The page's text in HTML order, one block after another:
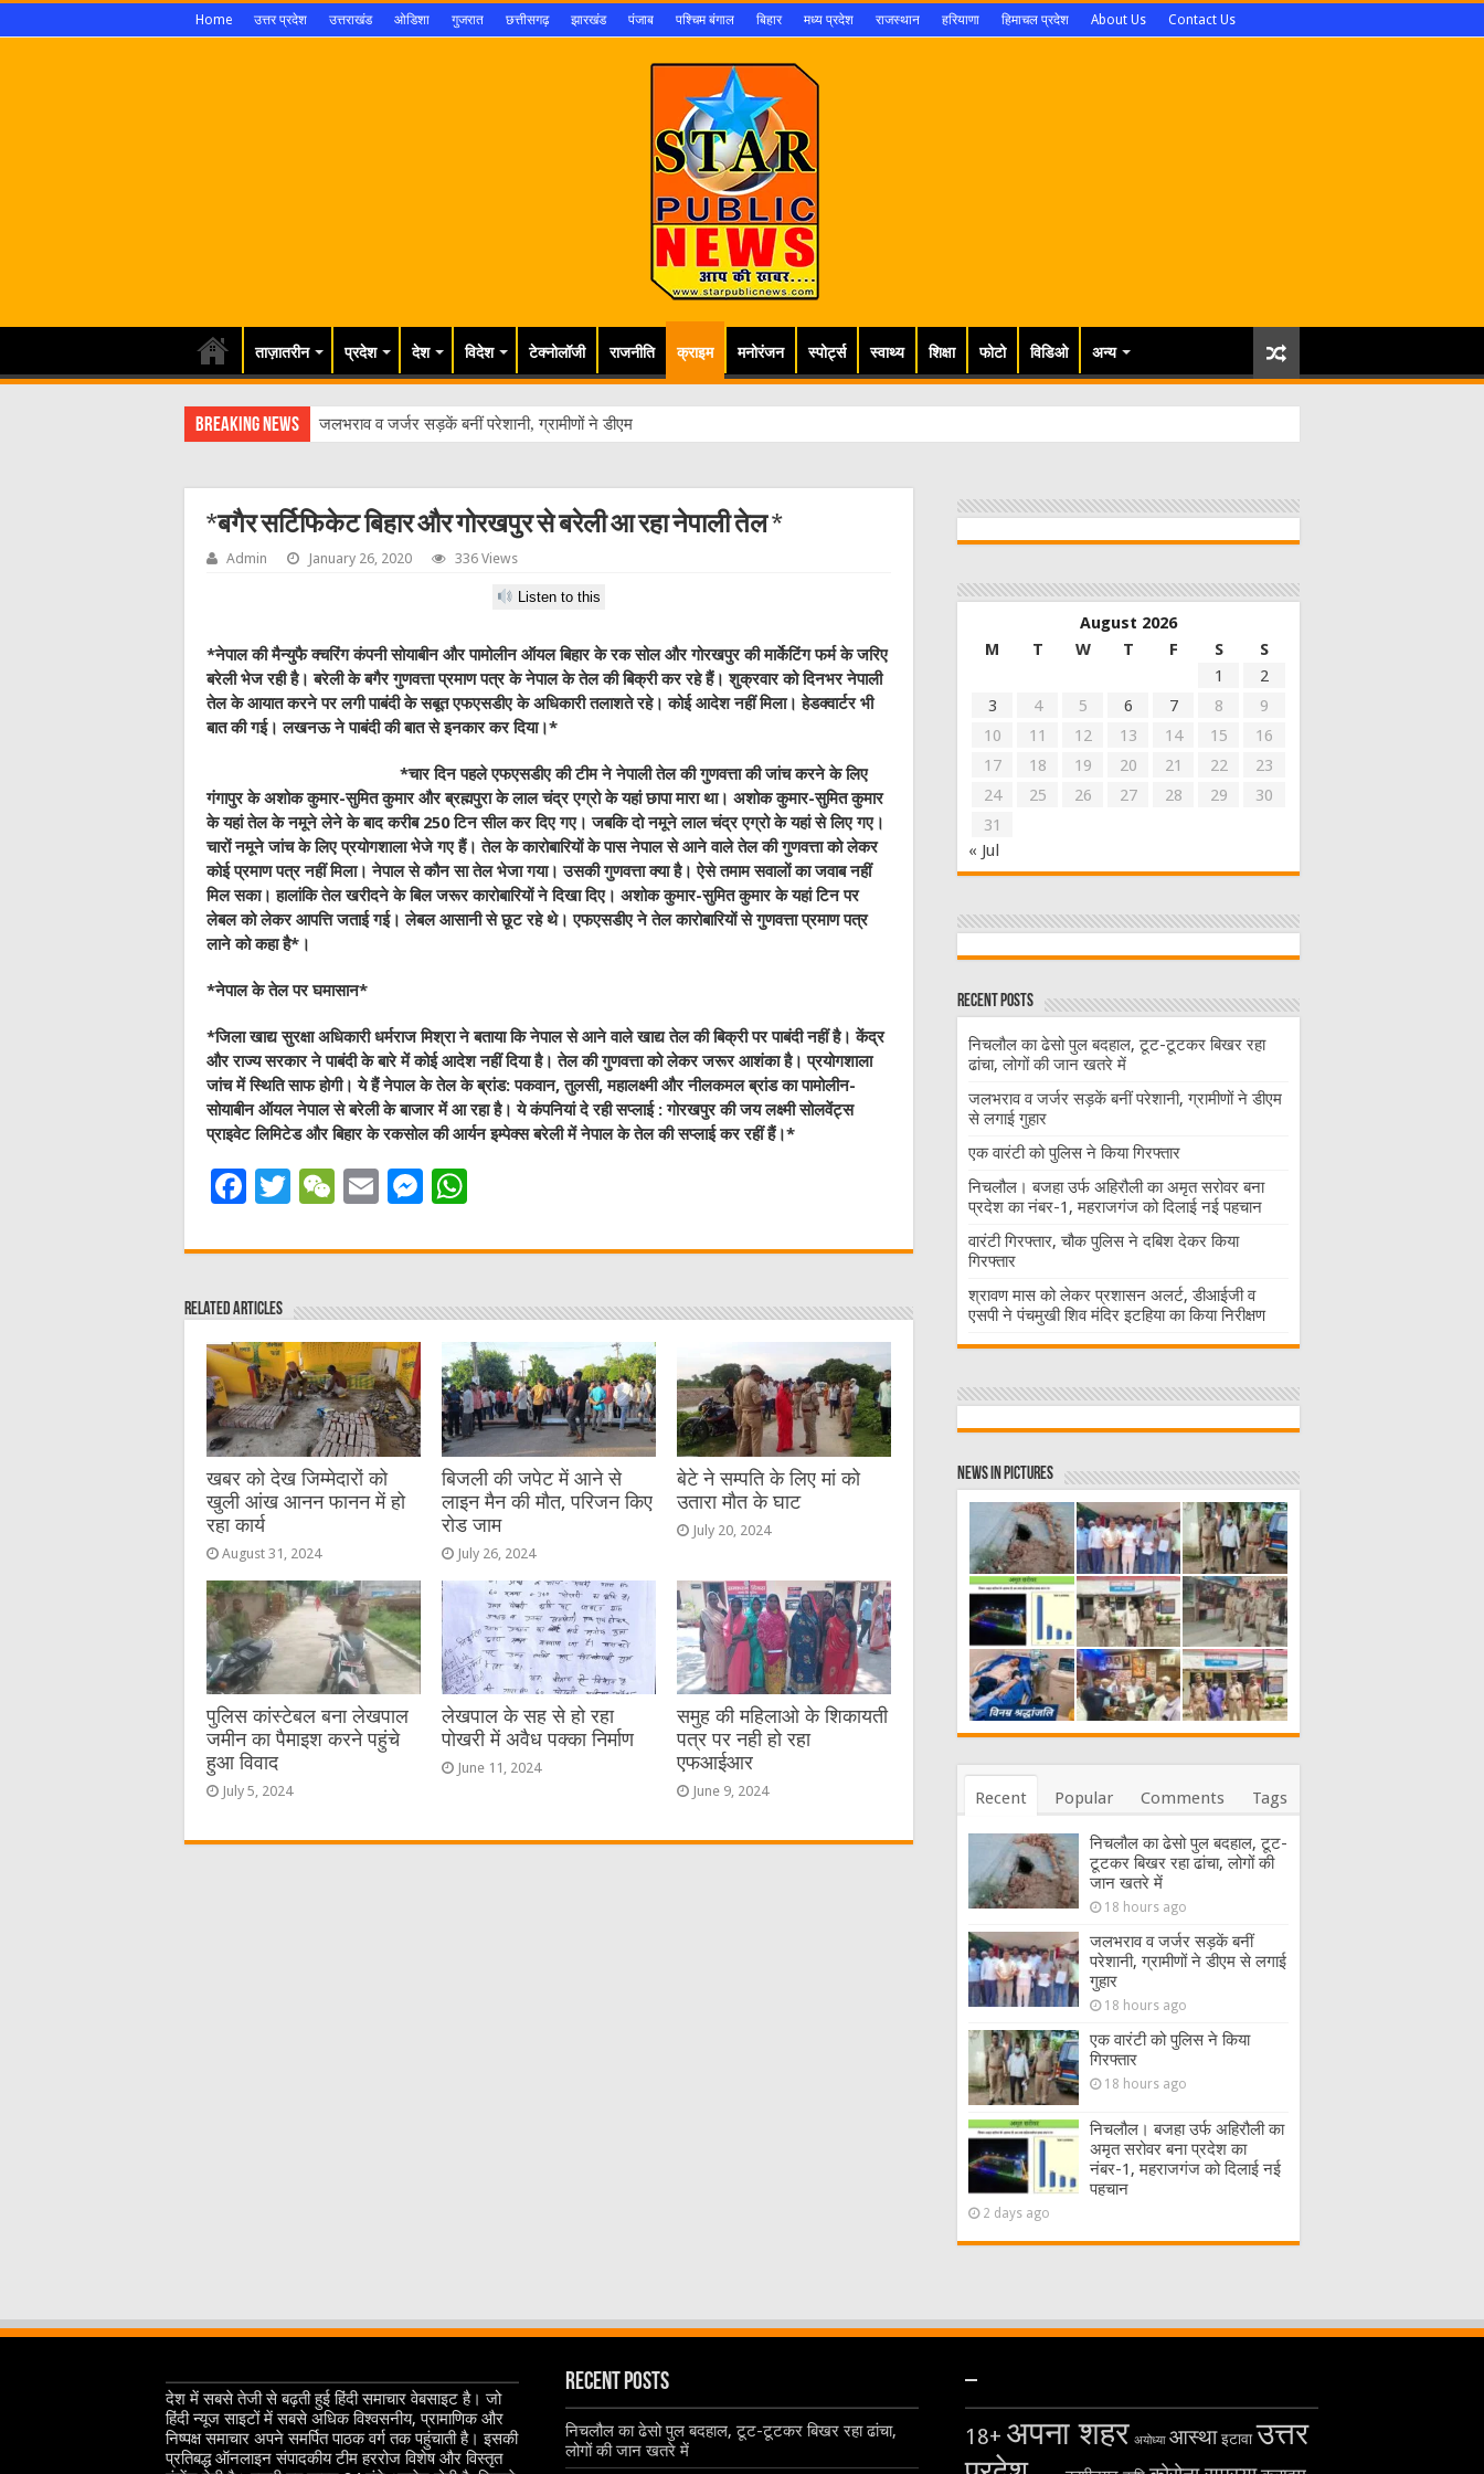
Home उत्तर प्रदेश उत्तराखंड ओडिशा गुजरात छत्तीसगढ़ झारखंड पंजाब पश्चिम बंगाल बिहार मध्य प्रदेश राजस्थान हरियाणा हिमाचल प्रदेश About Us Contact Us
ताज़ातरीन प्रदेश देश विदेश टेक्नोलॉजी राजनीति क्राइम मनोरंजन स्पोर्ट्स स्वाथ्य शिक्षा फोटो विडिओ अन्य
Breaking News जलभराव व जर्जर सड़कें बनीं परेशानी, ग्रामीणों ने डीएम से लगाई गुहार
*बगैर सर्टिफिकेट बिहार और गोरखपुर से बरेली आ रहा नेपाली तेल *
Admin January 26, 2020 336 Views
Listen to this
*नेपाल की मैन्युफै क्चरिंग कंपनी सोयाबीन और पामोलीन ऑयल बिहार के रक सोल और गोरखपुर की मार्केटिंग फर्म के जरिए
बरेली भेज रही है। बरेली के बगैर गुणवत्ता प्रमाण पत्र के नेपाल के तेल की बिक्री कर रहे हैं। शुक्रवार को दिनभर नेपाली
तेल के आयात करने पर लगी पाबंदी के सबूत एफएसडीए के अधिकारी तलाशते रहे। कोई आदेश नहीं मिला। हेडक्वार्टर भी
बात की गई। लखनऊ ने पाबंदी की बात से इनकार कर दिया।*
*चार दिन पहले एफएसडीए की टीम ने नेपाली तेल की गुणवत्ता की जांच करने के लिए
गंगापुर के अशोक कुमार-सुमित कुमार और ब्रह्मपुरा के लाल चंद्र एग्रो के यहां छापा मारा था। अशोक कुमार-सुमित कुमार
के यहां तेल के नमूने लेने के बाद करीब 250 टिन सील कर दिए गए। जबकि दो नमूने लाल चंद्र एग्रो के यहां से लिए गए।
चारों नमूने जांच के लिए प्रयोगशाला भेजे गए हैं। तेल के कारोबारियों के पास नेपाल से आने वाले तेल की गुणवत्ता को लेकर
कोई प्रमाण पत्र नहीं मिला। नेपाल से कौन सा तेल भेजा गया। उसकी गुणवत्ता क्या है। ऐसे तमाम सवालों का जवाब नहीं
मिल सका। हालांकि तेल खरीदने के बिल जरूर कारोबारियों ने दिखा दिए। अशोक कुमार-सुमित कुमार के यहां टिन पर
लेबल को लेकर आपत्ति जताई गई। लेबल आसानी से छूट रहे थे। एफएसडीए ने तेल कारोबारियों से गुणवत्ता प्रमाण पत्र
लाने को कहा है*।
*नेपाल के तेल पर घमासान*
*जिला खाद्य सुरक्षा अधिकारी धर्मराज मिश्रा ने बताया कि नेपाल से आने वाले खाद्य तेल की बिक्री पर पाबंदी नहीं है। केंद्र
और राज्य सरकार ने पाबंदी के बारे में कोई आदेश नहीं दिया है। तेल की गुणवत्ता को लेकर जरूर आशंका है। प्रयोगशाला
जांच में स्थिति साफ होगी। ये हैं नेपाल के तेल के ब्रांड: पकवान, तुलसी, महालक्ष्मी और नीलकमल ब्रांड का पामोलीन-
सोयाबीन ऑयल नेपाल से बरेली के बाजार में आ रहा है। ये कंपनियां दे रही सप्लाई : गोरखपुर की जय लक्ष्मी सोलवेंट्स
प्राइवेट लिमिटेड और बिहार के रकसोल की आर्यन इम्पेक्स बरेली में नेपाल के तेल की सप्लाई कर रहीं हैं।*
F
c
e
b
o
o
k
T
it
r
W
C
at
E
ai
M
ss
n
g
er
at
A
p
p
Related Articles
खबर को देख जिम्मेदारों को
खुली आंख आनन फानन में हो
रहा कार्य
August 31, 2024
बिजली की जपेट में आने से
लाइन मैन की मौत, परिजन किए
रोड जाम
July 26, 2024
बेटे ने सम्पति के लिए मां को
उतारा मौत के घाट
July 20, 2024
पुलिस कांस्टेबल बना लेखपाल
जमीन का पैमाइश करने पहुंचे
हुआ विवाद
July 5, 2024
लेखपाल के सह से हो रहा
पोखरी में अवैध पक्का निर्माण
June 11, 2024
समुह की महिलाओ के शिकायती
पत्र पर नही हो रहा
एफआईआर
June 9, 2024
August 2026
M
T W T F S
S
1
2
3
4 5 6 7 8
9
10
11 12 13 14 15
16
17
18 19 20 21 22
23
24
25 26 27 28 29
30
31
« Jul
Recent Posts
निचलौल का ढेसो पुल बदहाल, टूट-टूटकर बिखर रहा
ढांचा, लोगों की जान खतरे में
जलभराव व जर्जर सड़कें बनीं परेशानी, ग्रामीणों ने डीएम
से लगाई गुहार
एक वारंटी को पुलिस ने किया गिरफ्तार
निचलौल। बजहा उर्फ अहिरौली का अमृत सरोवर बना
प्रदेश का नंबर-1, महराजगंज को दिलाई नई पहचान
वारंटी गिरफ्तार, चौक पुलिस ने दबिश देकर किया
गिरफ्तार
श्रावण मास को लेकर प्रशासन अलर्ट, डीआईजी व
एसपी ने पंचमुखी शिव मंदिर इटहिया का किया निरीक्षण
News in Pictures
Recent Popular Comments Tags
निचलौल का ढेसो पुल बदहाल, टूट-
टूटकर बिखर रहा ढांचा, लोगों की
जान खतरे में
18 hours ago
जलभराव व जर्जर सड़कें बनीं
परेशानी, ग्रामीणों ने डीएम से लगाई
गुहार
18 hours ago
एक वारंटी को पुलिस ने किया
गिरफ्तार
18 hours ago
निचलौल। बजहा उर्फ अहिरौली का
अमृत सरोवर बना प्रदेश का
नंबर-1, महराजगंज को दिलाई नई
पहचान
2 days ago
देश में सबसे तेजी से बढ़ती हुई हिंदी समाचार वेबसाइट है। जो
हिंदी न्यूज साइटों में सबसे अधिक विश्वसनीय, प्रामाणिक और
निष्पक्ष समाचार अपने समर्पित पाठक वर्ग तक पहुंचाती है। इसकी
प्रतिबद्ध ऑनलाइन संपादकीय टीम हररोज विशेष और विस्तृत
Recent Posts
निचलौल का ढेसो पुल बदहाल, टूट-टूटकर बिखर रहा ढांचा,
लोगों की जान खतरे में
–
18+ अपना शहर अयोध्या आस्था इटावा उत्तर